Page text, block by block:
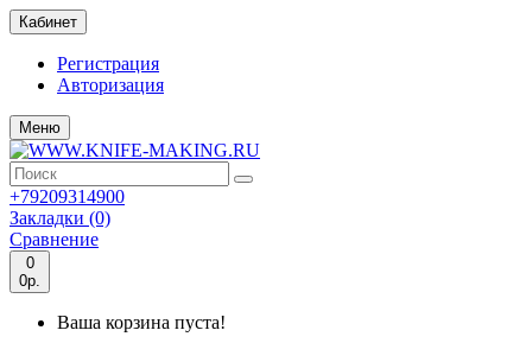
Кабинет
Регистрация
Авторизация
Меню
+79209314900
Закладки (0)
Сравнение
0
0р.
Ваша корзина пуста!